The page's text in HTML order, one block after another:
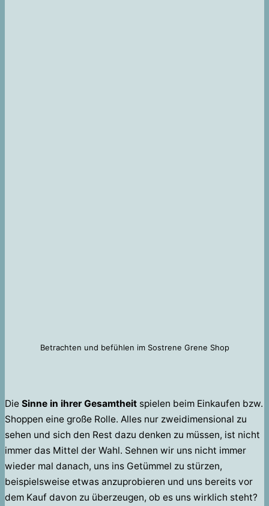
Betrachten und befühlen im Sostrene Grene Shop
Die Sinne in ihrer Gesamtheit spielen beim Einkaufen bzw.
Shoppen eine große Rolle. Alles nur zweidimensional zu
sehen und sich den Rest dazu denken zu müssen, ist nicht
immer das Mittel der Wahl. Sehnen wir uns nicht immer
wieder mal danach, uns ins Getümmel zu stürzen,
beispielsweise etwas anzuprobieren und uns bereits vor
dem Kauf davon zu überzeugen, ob es uns wirklich steht?